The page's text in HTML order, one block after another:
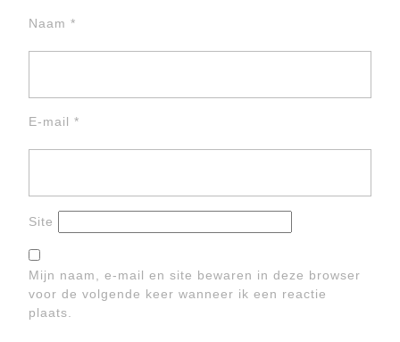
Naam *
E-mail *
Site
Mijn naam, e-mail en site bewaren in deze browser
voor de volgende keer wanneer ik een reactie
plaats.